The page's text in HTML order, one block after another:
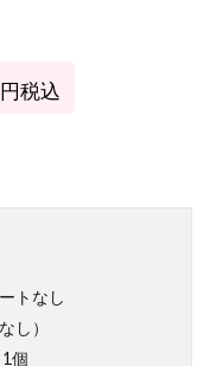
円税込
トなし
し）
個